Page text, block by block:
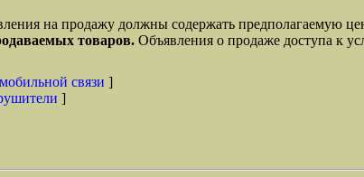
на продажу должны содержать предполагаемую
товаров. Объявления о продаже доступа к
связи ]
]